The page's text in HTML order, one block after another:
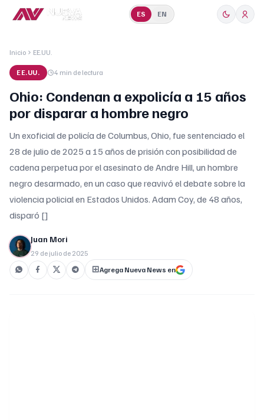
ES EN
Inicio EE.UU.
EE.UU. 4 min de lectura
Ohio: Condenan a expolicía a 15 años
por disparar a hombre negro
Un exoficial de policía de Columbus, Ohio, fue sentenciado el
28 de julio de 2025 a 15 años de prisión con posibilidad de
cadena perpetua por el asesinato de Andre Hill, un hombre
negro desarmado, en un caso que reavivó el debate sobre la
violencia policial en Estados Unidos. Adam Coy, de 48 años,
disparó []
Juan Mori
29 de julio de 2025
Agrega Nueva News en